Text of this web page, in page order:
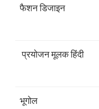
फैशन डिजाइन
प्रयोजन मूलक हिंदी
भूगोल